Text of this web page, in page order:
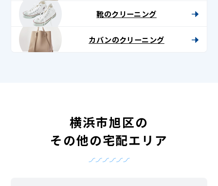
靴のクリーニング
カバンのクリーニング
横浜市旭区の
その他の宅配エリア